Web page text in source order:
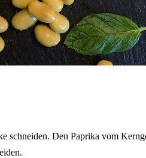
schneiden. Den Paprika vom